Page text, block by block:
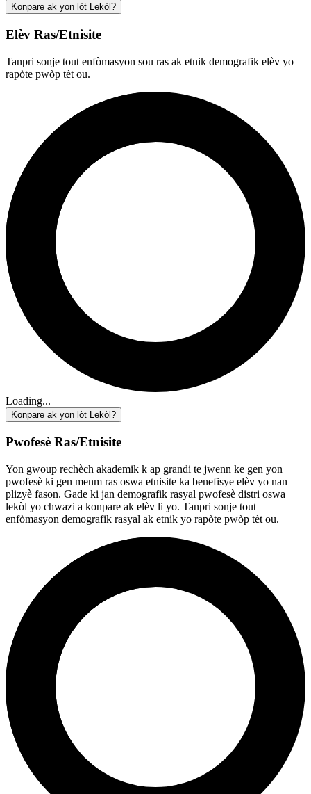
Konpare ak yon lòt Lekòl?
Elèv Ras/Etnisite
Tanpri sonje tout enfòmasyon sou ras ak etnik demografik elèv yo
rapòte pwòp tèt ou.
Loading...
Konpare ak yon lòt Lekòl?
Pwofesè Ras/Etnisite
Yon gwoup rechèch akademik k ap grandi te jwenn ke gen yon
pwofesè ki gen menm ras oswa etnisite ka benefisye elèv yo nan
plizyè fason. Gade ki jan demografik rasyal pwofesè distri oswa
lekòl yo chwazi a konpare ak elèv li yo. Tanpri sonje tout
enfòmasyon demografik rasyal ak etnik yo rapòte pwòp tèt ou.